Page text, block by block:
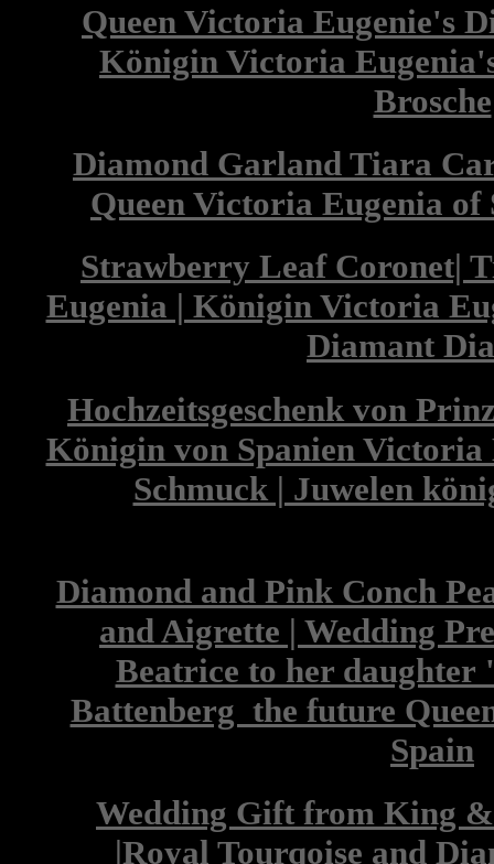
Queen Victoria Eugenie's
Königin Victoria
Brosche
Diamond Garland Tiara
Queen Victoria Eugenia of
Strawberry Leaf Coronet|
Eugenia | Königin Victoria
Diamant
Hochzeitsgeschenk von
Königin von Spanien Victoria
Schmuck | Juwelen
Diamond and Pink Conch
and Aigrette | Wedding
Beatrice to her daughter
Battenberg the future
Spain
Wedding Gift from King
|Royal Tourqoise and